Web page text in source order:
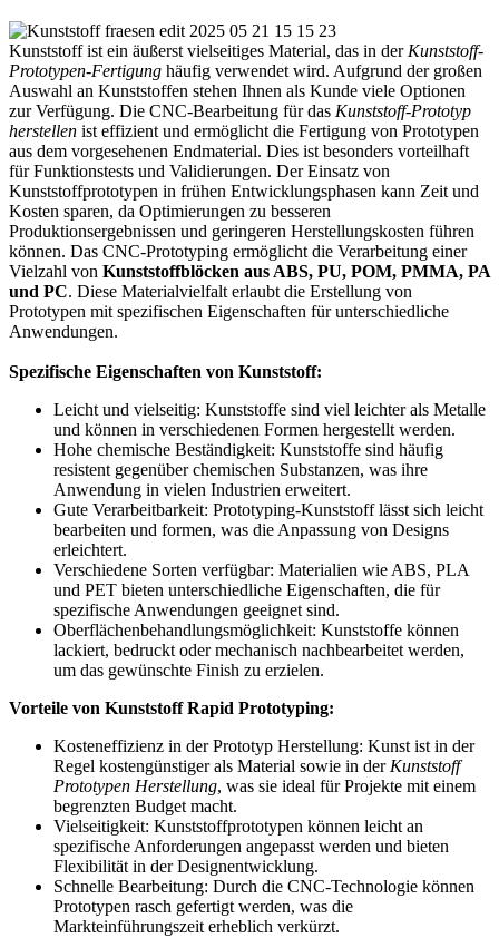
Kunststoff ist ein äußerst vielseitiges Material, das in der Kunststoff-
Prototypen-Fertigung häufig verwendet wird. Aufgrund der großen
Auswahl an Kunststoffen stehen Ihnen als Kunde viele Optionen
zur Verfügung. Die CNC-Bearbeitung für das Kunststoff-Prototyp
herstellen ist effizient und ermöglicht die Fertigung von Prototypen
aus dem vorgesehenen Endmaterial. Dies ist besonders vorteilhaft
für Funktionstests und Validierungen. Der Einsatz von
Kunststoffprototypen in frühen Entwicklungsphasen kann Zeit und
Kosten sparen, da Optimierungen zu besseren
Produktionsergebnissen und geringeren Herstellungskosten führen
können. Das CNC-Prototyping ermöglicht die Verarbeitung einer
Vielzahl von Kunststoffblöcken aus ABS, PU, POM, PMMA, PA
und PC. Diese Materialvielfalt erlaubt die Erstellung von
Prototypen mit spezifischen Eigenschaften für unterschiedliche
Anwendungen.
Spezifische Eigenschaften von Kunststoff:
Leicht und vielseitig: Kunststoffe sind viel leichter als Metalle
und können in verschiedenen Formen hergestellt werden.
Hohe chemische Beständigkeit: Kunststoffe sind häufig
resistent gegenüber chemischen Substanzen, was ihre
Anwendung in vielen Industrien erweitert.
Gute Verarbeitbarkeit: Prototyping-Kunststoff lässt sich leicht
bearbeiten und formen, was die Anpassung von Designs
erleichtert.
Verschiedene Sorten verfügbar: Materialien wie ABS, PLA
und PET bieten unterschiedliche Eigenschaften, die für
spezifische Anwendungen geeignet sind.
Oberflächenbehandlungsmöglichkeit: Kunststoffe können
lackiert, bedruckt oder mechanisch nachbearbeitet werden,
um das gewünschte Finish zu erzielen.
Vorteile von Kunststoff Rapid Prototyping:
Kosteneffizienz in der Prototyp Herstellung: Kunst ist in der
Regel kostengünstiger als Material sowie in der Kunststoff
Prototypen Herstellung, was sie ideal für Projekte mit einem
begrenzten Budget macht.
Vielseitigkeit: Kunststoffprototypen können leicht an
spezifische Anforderungen angepasst werden und bieten
Flexibilität in der Designentwicklung.
Schnelle Bearbeitung: Durch die CNC-Technologie können
Prototypen rasch gefertigt werden, was die
Markteinführungszeit erheblich verkürzt.